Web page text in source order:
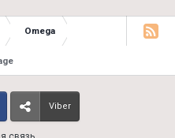
Omega
Viber